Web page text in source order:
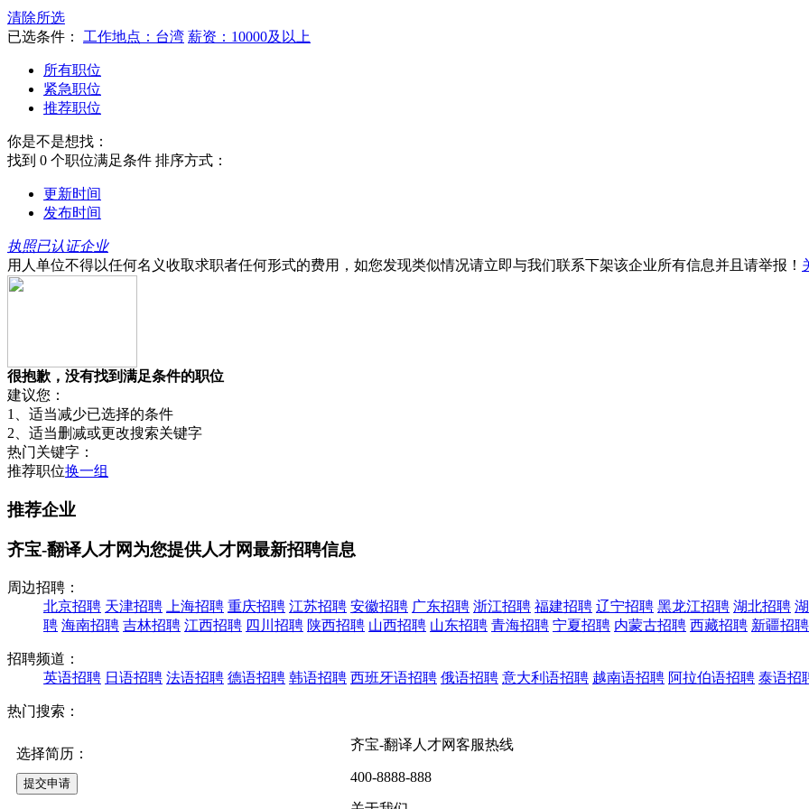
清除所选
已选条件：
工作地点：台湾 薪资：10000及以上
所有职位
紧急职位
推荐职位
你是不是想找：
找到 0 个职位满足条件 排序方式：
更新时间
发布时间
执照已认证企业
用人单位不得以任何名义收取求职者任何形式的费用，如您发现类似情况请立即与我们联系下架该企业所有信息并且请举报！
很抱歉，没有找到满足条件的职位
建议您：
1、适当减少已选择的条件
2、适当删减或更改搜索关键字
热门关键字：
推荐职位换一组
推荐企业
齐宝-翻译人才网为您提供人才网最新招聘信息
周边招聘：
北京招聘 天津招聘 上海招聘 重庆招聘 江苏招聘 安徽招聘 广东招聘 浙江招聘 福建招聘 辽宁招聘 黑龙江招聘 湖北招聘
聘 海南招聘 吉林招聘 江西招聘 四川招聘 陕西招聘 山西招聘 山东招聘 青海招聘 宁夏招聘 内蒙古招聘 西藏招聘 新疆招聘
招聘频道：
英语招聘 日语招聘 法语招聘 德语招聘 韩语招聘 西班牙语招聘 俄语招聘 意大利语招聘 越南语招聘 阿拉伯语招聘 泰语招
热门搜索：
选择简历：
齐宝-翻译人才网客服热线
400-8888-888